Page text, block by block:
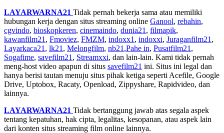
LAYARWARNA21 Tidak pernah bekerja sama atau memiliki
hubungan kerja dengan situs streaming online Ganool, rebahin,
cgvindo, bioskopkeren, cinemaindo, dunia21 , filmapik,
kawanfilm21 , Fmoviez, FMZM, indoxx1 , indoxxi, Juraganfilm21 ,
Layarkaca21 , lk21 , Melongfilm, nb21 ,Pahe in, Pusatfilm21 ,
Sogafime, savefilm21 , Streamxxi, dan lain-lain. Kami tidak pernah
meng-host video apapun di situs savefilm21 ini. Situs ini legal dan
hanya berisi tautan menuju situs pihak ketiga seperti Acefile, Google
Drive, Uptobox, Racaty, Openload, Zippyshare, Rapidvideo, dan
lainnya.
LAYARWARNA21 Tidak bertanggung jawab atas segala aspek
tentang kepatuhan, hak cipta, legalitas, kesopanan, atau aspek lain
dari konten situs streaming film online lainnya.